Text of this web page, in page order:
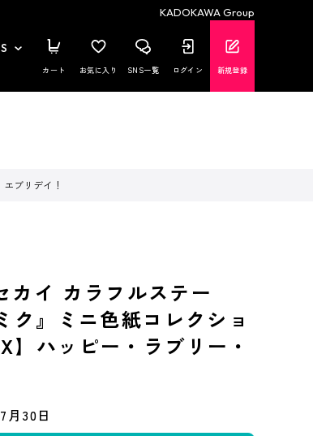
KADOKAWA Group
カート お気に入り SNS一覧 ログイン 新規登録
ブリデイ！
カイ カラフルステー
』ミニ色紙コレクショ
】ハッピー・ラブリー・
月30日